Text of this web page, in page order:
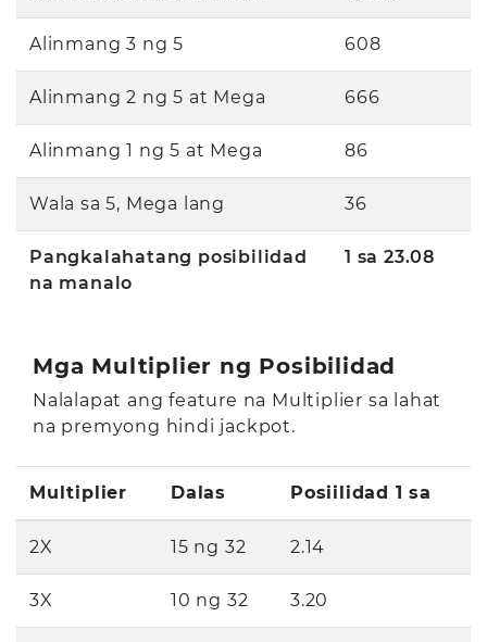
Alinmang 3 ng 5 608
Alinmang 2 ng 5 at Mega 666
Alinmang 1 ng 5 at Mega 86
Wala sa 5, Mega lang 36
Pangkalahatang posibilidad
na manalo
1 sa 23.08
Mga Multiplier ng Posibilidad
Nalalapat ang feature na Multiplier sa lahat
na premyong hindi jackpot.
Multiplier Dalas Posiilidad 1 sa
2X 15 ng 32 2.14
3X 10 ng 32 3.20